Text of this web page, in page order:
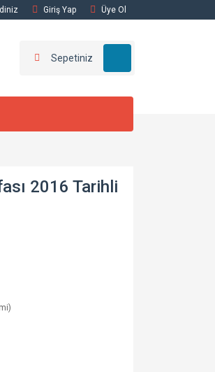
Giriş Yap Üye Ol
Sepetiniz
2016 Tarihli